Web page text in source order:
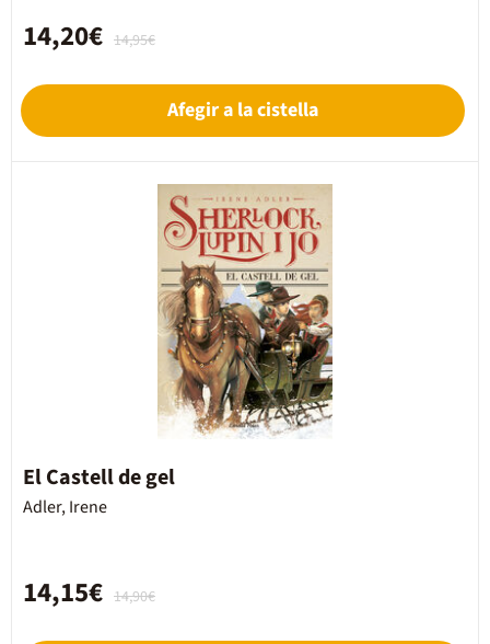
14,95€
14,20€
Afegir a la cistella
El Castell de gel
Adler, Irene
14,90€
14,15€